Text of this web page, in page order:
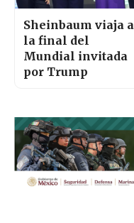
Sheinbaum viaja a
la final del
Mundial invitada
por Trump